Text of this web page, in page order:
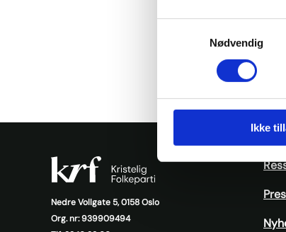
Nødvendig
Ikke
Nedre Vollgate 5, 0158 Oslo
Org. nr: 939909494